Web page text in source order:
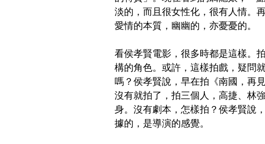
淡的，而且很女性化，很有人情。
愛情的本質，幽幽的，亦憂憂的。
看侯孝賢電影，很多時都是這樣。
構的角色。或許，這樣拍戲，疑問
嗎？侯孝賢說，早在拍《南國，再
沒有就拍了，拍三個人，高捷、林
身。沒有劇本，怎樣拍？侯孝賢說
據的，是導演的感覺。